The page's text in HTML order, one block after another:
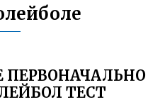
ПЕРВОНАЧАЛЬНО
ТЕСТ